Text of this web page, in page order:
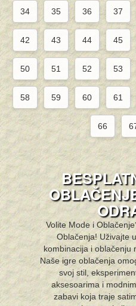
34 35 36 37
42 43 44 45
50 51 52 53
58 59 60 61
66
Volite Mode i
Oblačenja! Uživajte
kombinacija i oblačenju
Naše igre oblačenja
svoj stil,
aksesoarima i
zabavi koja traje